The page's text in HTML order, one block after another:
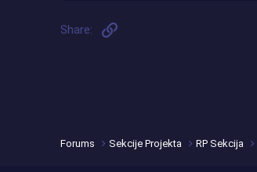
Share:
Forums Sekcije Projekta RP Sekcija